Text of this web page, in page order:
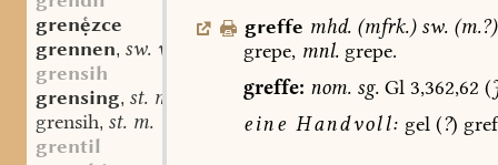
grenzce
grennen, sw. v.
grensih
grensing, st. m.
grensih, st. m.
grentil
greffe mhd. (mfrk.) sw. (m.?)
grepe, mnl. grepe.
greffe: nom.sg.Gl3,362,62 (
eine Handvoll: gel (?)